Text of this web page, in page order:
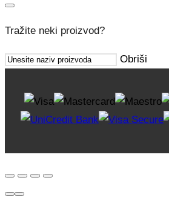
Tražite neki proizvod?
Obriši